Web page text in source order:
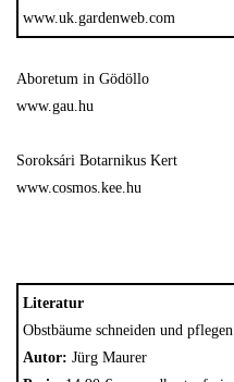
www.uk.gardenweb.com
Aboretum in Gödöllo
www.gau.hu
Soroksári Botarnikus Kert
www.cosmos.kee.hu
Literatur
Obstbäume schneiden und pflegen
Autor: Jürg Maurer